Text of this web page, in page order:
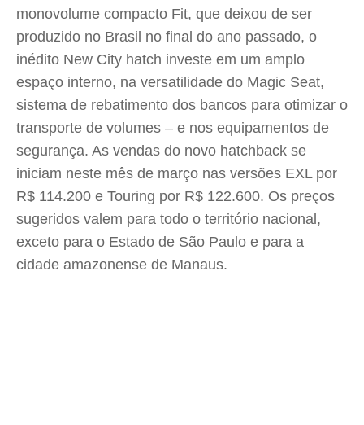
monovolume compacto Fit, que deixou de ser
produzido no Brasil no final do ano passado, o
inédito New City hatch investe em um amplo
espaço interno, na versatilidade do Magic Seat,
sistema de rebatimento dos bancos para otimizar o
transporte de volumes – e nos equipamentos de
segurança. As vendas do novo hatchback se
iniciam neste mês de março nas versões EXL por
R$ 114.200 e Touring por R$ 122.600. Os preços
sugeridos valem para todo o território nacional,
exceto para o Estado de São Paulo e para a
cidade amazonense de Manaus.